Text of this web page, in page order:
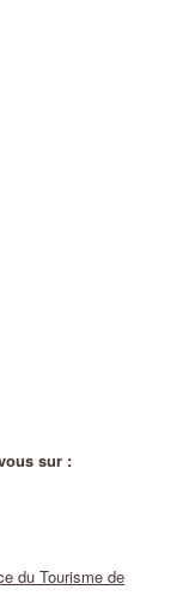
sur :
du Tourisme de